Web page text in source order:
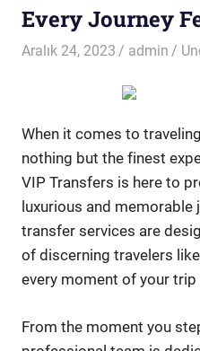
Every Journey
Aralık 24, 2023 admin
When it comes to
nothing but the finest
VIP Transfers is here to
luxurious and memorable
transfer services are
of discerning travelers
every moment of your trip
From the moment you